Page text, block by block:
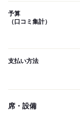
予算
（口コミ集計）
支払い方法
席・設備